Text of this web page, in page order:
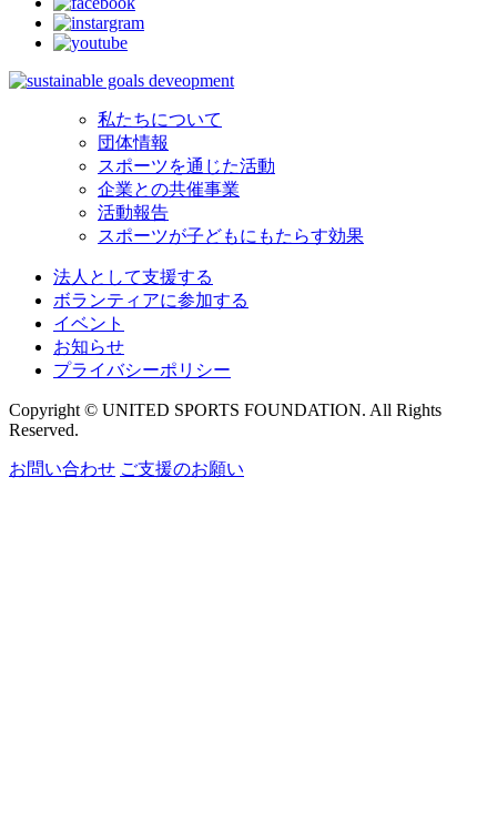
私たちについて
団体情報
スポーツを通じた活動
企業との共催事業
活動報告
スポーツが子どもにもたらす効果
法人として支援する
ボランティアに参加する
イベント
お知らせ
プライバシーポリシー
Copyright © UNITED SPORTS FOUNDATION. All Rights
Reserved.
お問い合わせ ご支援のお願い